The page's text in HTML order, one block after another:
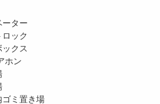
ーター
ロック
クス
ホン
ゴミ置き場